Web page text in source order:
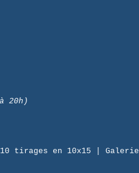
20h)
tirages en 10x15 | Galerie